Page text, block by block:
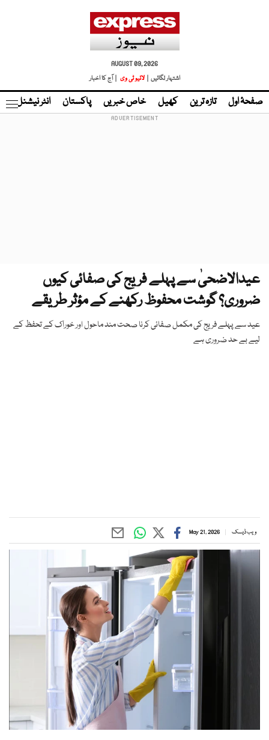
AUGUST 09, 2026
اشتہار لگائیں |
لائیو ٹی وی | آج کا اخبار
صفحۂ اول تازہ ترین کھیل خاص خبریں پاکستان انٹر نیشنل
عیدالاضحیٰ سے پہلے فریج کی صفائی کیوں
ضروری؟ گوشت محفوظ رکھنے کے مؤثر طریقے
عید سے پہلے فریج کی مکمل صفائی کرنا صحت مند ماحول اور خوراک کے تحفظ کے
لیے بے حد ضروری ہے
ویب ڈیسک May 21, 2026